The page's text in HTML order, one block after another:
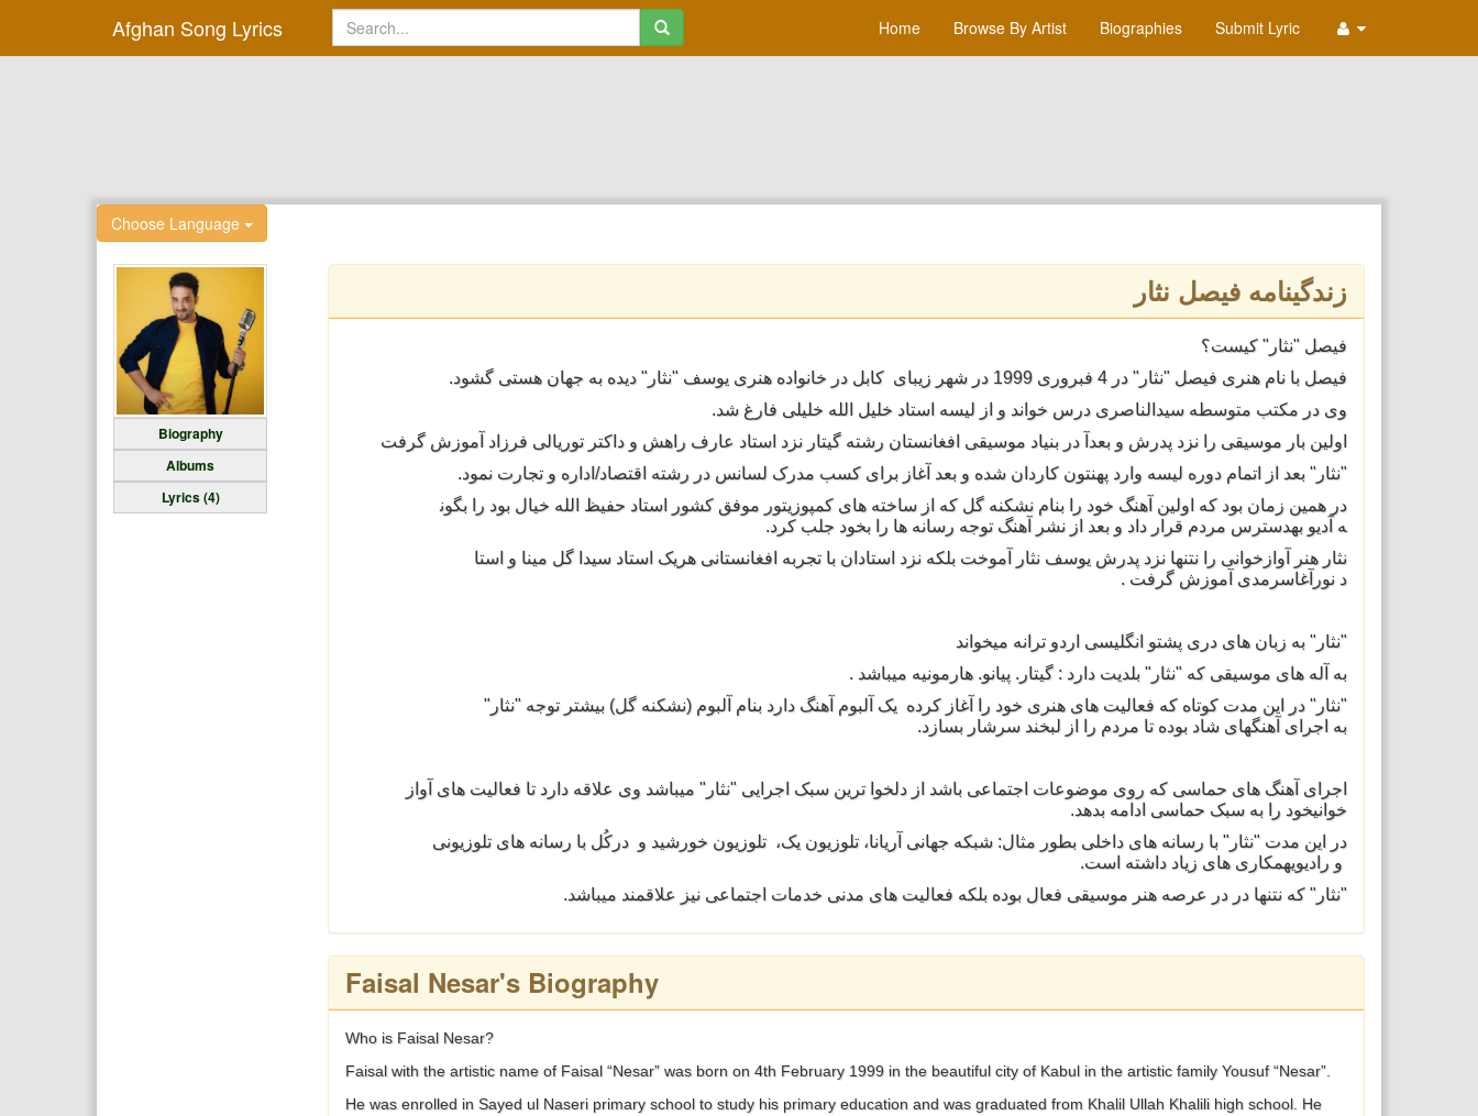
Afghan Song Lyrics Home Browse By Artist Biographies Submit Lyric
Choose Language
Biography
Albums
Lyrics (4)
زندگینامه فیصل نثار
فیصل "نثار" کیست؟
فیصل با نام هنری فیصل "نثار" در 4 فبروری 1999 در شهر زیبای کابل در خانواده هنری یوسف "نثار" دیده به جهان هستی گشود.
وی در مکتب متوسطه سیدالناصری درس خواند و از لیسه استاد خلیلالله خلیلی فارغ شد.
اولین بار موسیقی را نزد پدرش و بعدآ در بنیاد موسیقی افغانستان رشته گیتار نزد استاد عارف راهش و داکتر توریالی فرزاد آموزش گرفت
"نثار" بعد از اتمام دوره لیسه وارد پهنتون کاردان شده و بعد آغاز برای کسب مدرک لسانس در رشته اقتصاد/اداره و تجارت نمود.
در همین زمان بود که اولین آهنگ خود را بنام نشکنه گل که از ساخته های کمپوزیتور موفق کشور استاد حفیظ الله خیال بود را بگون
ه آدیو بهدسترس مردم قرار داد و بعد از نشر آهنگ توجه رسانه ها را بخود جلب کرد.
نثار هنر آوازخوانی را نتنها نزد پدرش یوسف نثار آموخت بلکه نزد استادان با تجربه افغانستانیهریک استاد سیدا گل مینا و استا
د نورآغاسرمدی آموزش گرفت .
"نثار" به زبان های دری پشتو انگلیسی اردو ترانه میخواند
به آله های موسیقی که "نثار" بلدیت دارد : گیتار. پیانو. هارمونیه میباشد .
"نثار" در این مدت کوتاه که فعالیت های هنری خود را آغاز کرده یک آلبوم آهنگ دارد بنام آلبوم (نشکنه گل) بیشتر توجه "نثار"
به اجرای آهنگهای شاد بوده تا مردم را از لبخند سرشار بسازد.
اجرای آهنگ های حماسی که روی موضوعات اجتماعی باشد از دلخوا ترین سبک اجرایی "نثار" میباشد وی علاقه دارد تا فعالیت های آواز
خوانیخود را به سبک حماسی ادامه بدهد.
در این مدت "نثار" با رسانه های داخلی بطور مثال: شبکه جهانی آریانا، تلوزیون یک، تلوزیون خورشید و درکُل با رسانه های تلوزیونی
و رادیویهمکاری های زیاد داشته است.
"نثار" که نتنها در در عرصه هنر موسیقی فعال بوده بلکه فعالیتهای مدنی خدمات اجتماعی نیز علاقمند میباشد.
Faisal Nesar's Biography
Who is Faisal Nesar?
Faisal with the artistic name of Faisal “Nesar” was born on 4th February 1999 in the beautiful city of Kabul in the artistic family Yousuf “Nesar”.
He was enrolled in Sayed ul Naseri primary school to study his primary education and was graduated from Khalil Ullah Khalili high school. He